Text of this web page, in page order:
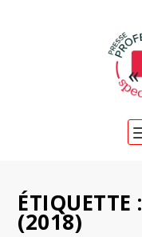
ÉTIQUETTE :
(2018)